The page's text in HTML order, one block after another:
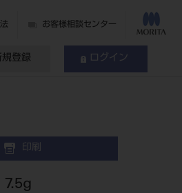
お客様相談センター
規登録 ログイン
印刷